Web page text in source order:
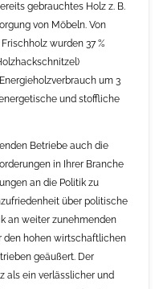
gebrauchtes Holz z. B.
von Möbeln. Von
wurden 37 %
um 3
und stoffliche
Betriebe auch die
in Ihrer Branche
an die Politik zu
über politische
an weiter zunehmenden
den hohen wirtschaftlichen
geäußert. Der
als ein verlässlicher und